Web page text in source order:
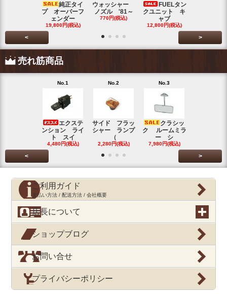
純正タイ
プ オーバーフ
ェンダー
19,800円(税込)
ウォッシャー
ノズル '81～
770円(税込)
FUELタン
クユニット キ
ャブ
12,800円(税込)
< >
売れ筋商品
No.1
エクステ
ンション ライ
ト スイ
4,480円(税込)
No.2
サイド フラッ
シャー ランプ
（
2,280円(税込)
No.3
クラシッ
ク ルームミラ
ー シ
7,980円(税込)
< >
ご利用ガイド
支払い方法 / 配送方法 / 会社概要
店長について
ショップブログ
お問い合せ
プライバシーポリシー